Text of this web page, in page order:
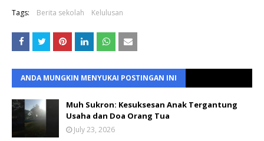
Tags: Berita sekolah Kelulusan
ANDA MUNGKIN MENYUKAI POSTINGAN INI
Muh Sukron: Kesuksesan Anak Tergantung
Usaha dan Doa Orang Tua
July 23, 2026